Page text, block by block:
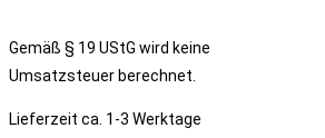
Gemäß § 19 UStG wird keine
Umsatzsteuer berechnet.
Lieferzeit ca. 1-3 Werktage